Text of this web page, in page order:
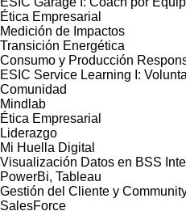
Ética Empresarial
Medición de Impactos
Transición Energética
Consumo y Producción
ESIC Service Learning I:
Comunidad
Mindlab
Ética Empresarial
Liderazgo
Mi Huella Digital
Visualización Datos en BSS
PowerBi, Tableau
Gestión del Cliente y
SalesForce